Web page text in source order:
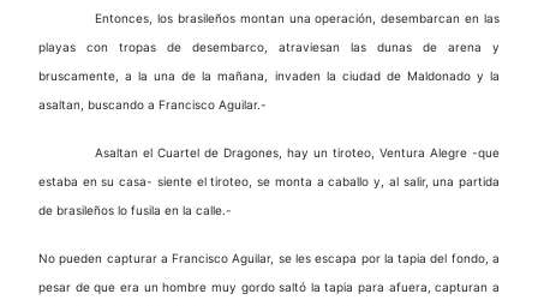
Entonces, los brasileños montan una operación, desembarcan en las
playas con tropas de desembarco, atraviesan las dunas de arena y
bruscamente, a la una de la mañana, invaden la ciudad de Maldonado y la
asaltan, buscando a Francisco Aguilar.-
Asaltan el Cuartel de Dragones, hay un tiroteo, Ventura Alegre -que
estaba en su casa- siente el tiroteo, se monta a caballo y, al salir, una partida
de brasileños lo fusila en la calle.-
No pueden capturar a Francisco Aguilar, se les escapa por la tapia del fondo, a
pesar de que era un hombre muy gordo saltó la tapia para afuera, capturan a